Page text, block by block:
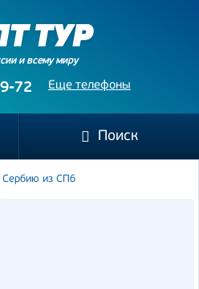
и всему миру
Еще телефоны
72
Поиск
Сербию из СПб